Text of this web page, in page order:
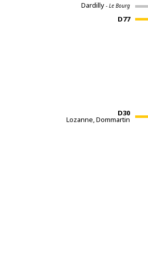
Dardilly - Le Bourg
D77
D30
Lozanne, Dommartin